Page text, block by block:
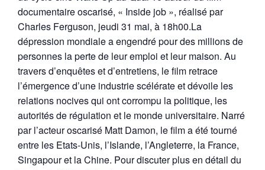
documentaire oscarisé, « Inside job », réalisé par
Charles Ferguson, jeudi 31 mai, à 18h00.La
dépression mondiale a engendré pour des millions de
personnes la perte de leur emploi et leur maison. Au
travers d’enquêtes et d’entretiens, le film retrace
l’émergence d’une industrie scélérate et dévoile les
relations nocives qui ont corrompu la politique, les
autorités de régulation et le monde universitaire. Narré
par l’acteur oscarisé Matt Damon, le film a été tourné
entre les Etats-Unis, l’Islande, l’Angleterre, la France,
Singapour et la Chine. Pour discuter plus en détail du